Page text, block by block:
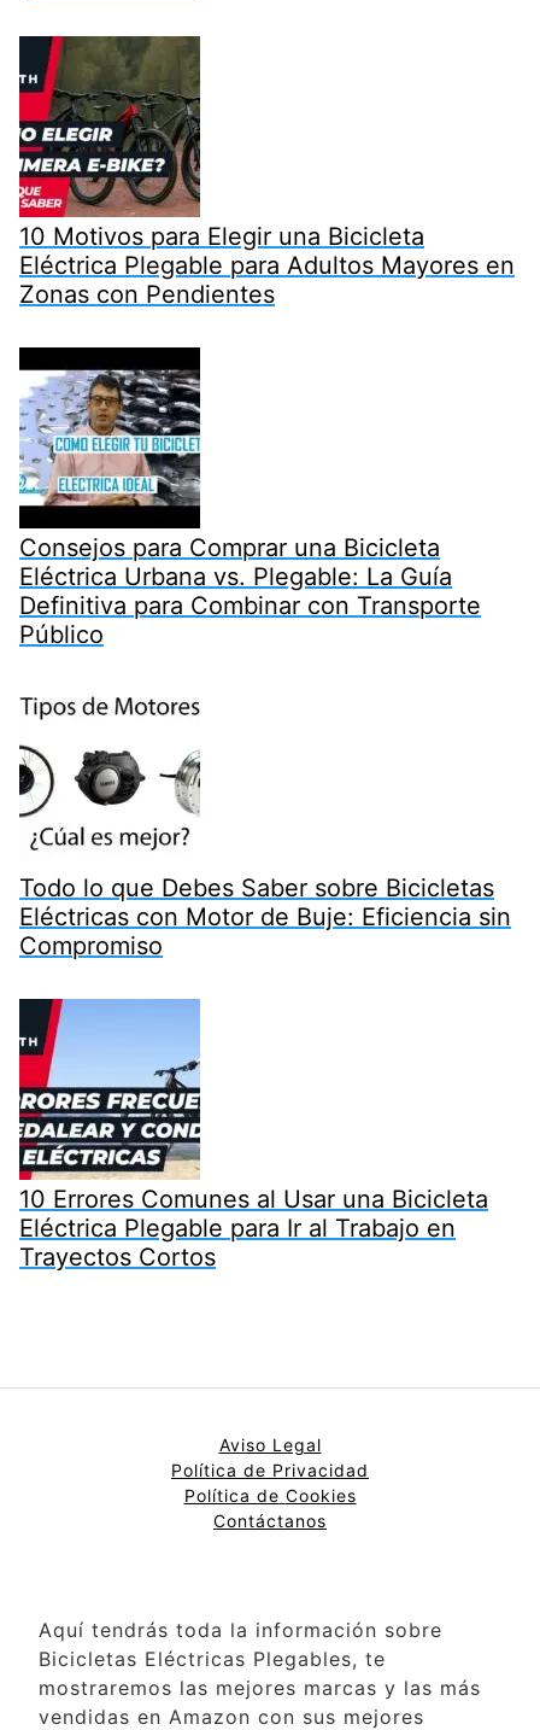
10 Motivos para Elegir una Bicicleta
Eléctrica Plegable para Adultos Mayores en
Zonas con Pendientes
Consejos para Comprar una Bicicleta
Eléctrica Urbana vs. Plegable: La Guía
Definitiva para Combinar con Transporte
Público
Todo lo que Debes Saber sobre Bicicletas
Eléctricas con Motor de Buje: Eficiencia sin
Compromiso
10 Errores Comunes al Usar una Bicicleta
Eléctrica Plegable para Ir al Trabajo en
Trayectos Cortos
Aviso Legal
Política de Privacidad
Política de Cookies
Contáctanos
Aquí tendrás toda la información sobre
Bicicletas Eléctricas Plegables, te
mostraremos las mejores marcas y las más
vendidas en Amazon con sus mejores